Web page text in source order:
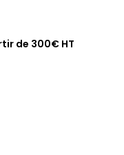
de 300€ HT